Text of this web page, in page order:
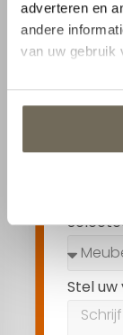
Stel uw